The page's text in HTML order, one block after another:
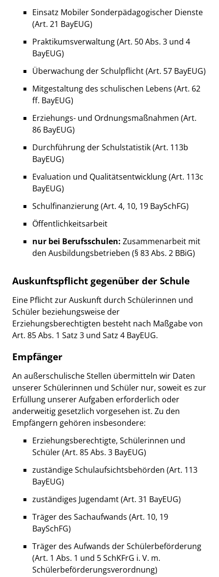
Einsatz Mobiler Sonderpädagogischer Dienste
(Art. 21 BayEUG)
Praktikumsverwaltung (Art. 50 Abs. 3 und 4
BayEUG)
Überwachung der Schulpflicht (Art. 57 BayEUG)
Mitgestaltung des schulischen Lebens (Art. 62
ff. BayEUG)
Erziehungs- und Ordnungsmaßnahmen (Art.
86 BayEUG)
Durchführung der Schulstatistik (Art. 113b
BayEUG)
Evaluation und Qualitätsentwicklung (Art. 113c
BayEUG)
Schulfinanzierung (Art. 4, 10, 19 BaySchFG)
Öffentlichkeitsarbeit
nur bei Berufsschulen: Zusammenarbeit mit
den Ausbildungsbetrieben (§ 83 Abs. 2 BBiG)
Auskunftspflicht gegenüber der Schule
Eine Pflicht zur Auskunft durch Schülerinnen und
Schüler beziehungsweise der
Erziehungsberechtigten besteht nach Maßgabe von
Art. 85 Abs. 1 Satz 3 und Satz 4 BayEUG.
Empfänger
An außerschulische Stellen übermitteln wir Daten
unserer Schülerinnen und Schüler nur, soweit es zur
Erfüllung unserer Aufgaben erforderlich oder
anderweitig gesetzlich vorgesehen ist. Zu den
Empfängern gehören insbesondere:
Erziehungsberechtigte, Schülerinnen und
Schüler (Art. 85 Abs. 3 BayEUG)
zuständige Schulaufsichtsbehörden (Art. 113
BayEUG)
zuständiges Jugendamt (Art. 31 BayEUG)
Träger des Sachaufwands (Art. 10, 19
BaySchFG)
Träger des Aufwands der Schülerbeförderung
(Art. 1 Abs. 1 und 5 SchKFrG i. V. m.
Schülerbeförderungsverordnung)